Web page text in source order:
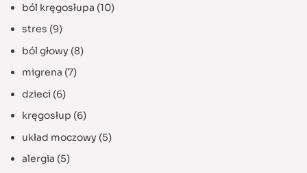
ból kręgosłupa (10)
stres (9)
ból głowy (8)
migrena (7)
dzieci (6)
kręgosłup (6)
układ moczowy (5)
alergia (5)